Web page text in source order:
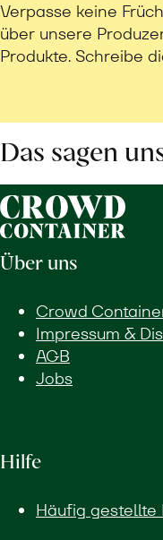
Verpasse keine
über unsere
Produkte. Schreibe
Das sagen
Über uns
Crowd
Impressum &
AGB
Jobs
Hilfe
Häufig gestellte